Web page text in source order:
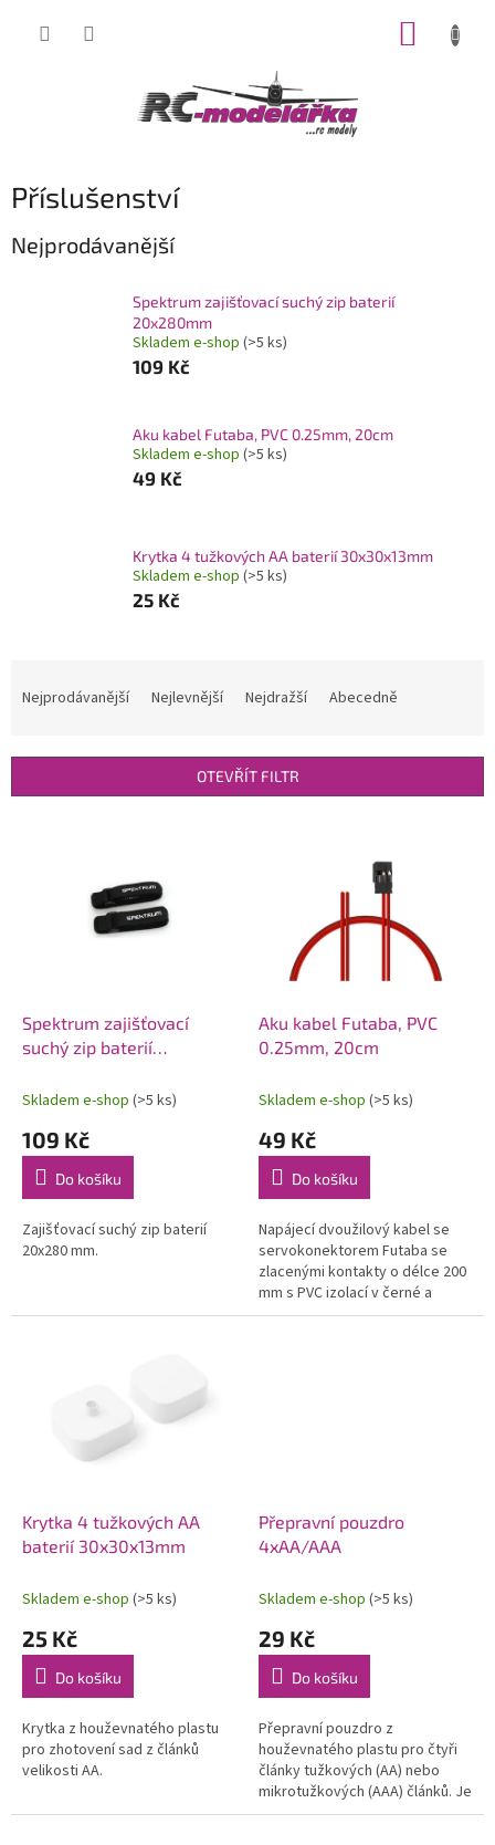
Příslušenství
Nejprodávanější
Spektrum zajišťovací suchý zip baterií
20x280mm
Skladem e-shop (>5 ks)
109 Kč
Aku kabel Futaba, PVC 0.25mm, 20cm
Skladem e-shop (>5 ks)
49 Kč
Krytka 4 tužkových AA baterií 30x30x13mm
Skladem e-shop (>5 ks)
25 Kč
í
Nejprodávanější Nejlevnější Nejdražší Abecedně
OTEVŘÍT FILTR
Spektrum zajišťovací
suchý zip baterií
Skladem e-shop (>5 ks)
109 Kč
Do košíku
Zajišťovací suchý zip baterií
20x280 mm.
Aku kabel Futaba, PVC
0.25mm, 20cm
Skladem e-shop (>5 ks)
49 Kč
Do košíku
Napájecí dvoužilový kabel se
servokonektorem Futaba se
zlacenými kontakty o délce 200
mm s PVC izolací v černé a
červené barvě. Průřez vodičů
Krytka 4 tužkových AA
baterií 30x30x13mm
Skladem e-shop (>5 ks)
25 Kč
Do košíku
Krytka z houževnatého plastu
pro zhotovení sad z článků
velikosti AA.
Přepravní pouzdro
4xAA/AAA
Skladem e-shop (>5 ks)
29 Kč
Do košíku
Přepravní pouzdro z
houževnatého plastu pro čtyři
články tužkových (AA) nebo
mikrotužkových (AAA) článků. Je
možné spojit více balení k sobě.